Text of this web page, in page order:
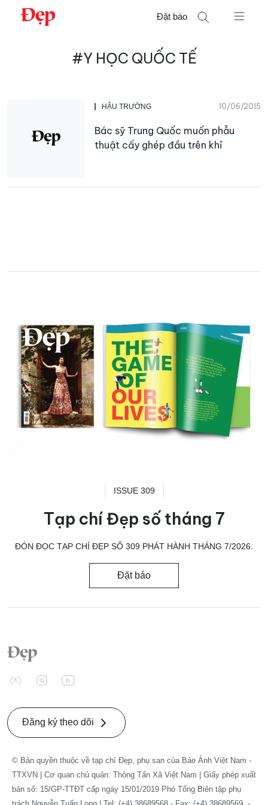
Chuyển
Đặt báo
#Y HỌC QUỐC TẾ
HẬU TRƯỜNG 10/06/2015
Bác sỹ Trung Quốc muốn phẫu
thuật cấy ghép đầu trên khỉ
ISSUE 309
Tạp chí Đẹp số tháng 7
ĐÓN ĐỌC TẠP CHÍ ĐẸP SỐ 309 PHÁT HÀNH THÁNG 7/2026.
Đặt báo
Đăng ký theo dõi
© Bản quyền thuộc về tạp chí Đẹp, phụ san của Báo Ảnh Việt Nam -
TTXVN | Cơ quan chủ quản: Thông Tấn Xã Việt Nam | Giấy phép xuất
bản số: 15/GP-TTĐT cấp ngày 15/01/2019 Phó Tổng Biên tập phụ